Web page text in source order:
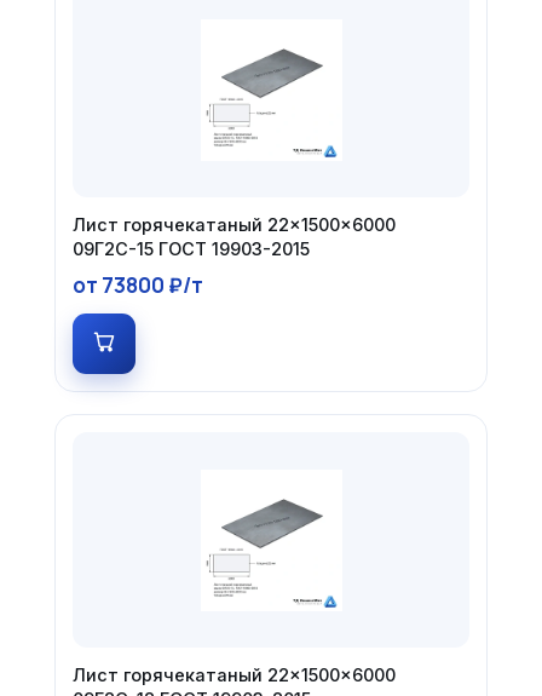
Лист горячекатаный 22×1500×6000
09Г2С-15 ГОСТ 19903-2015
от 73800 ₽/т
Лист горячекатаный 22×1500×6000